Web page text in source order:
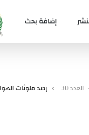
إضافة بحث
العدد 30 رصد ملوثات